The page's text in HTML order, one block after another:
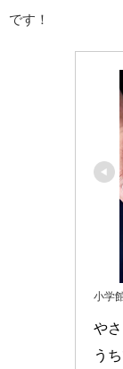
です！
小学
や
う